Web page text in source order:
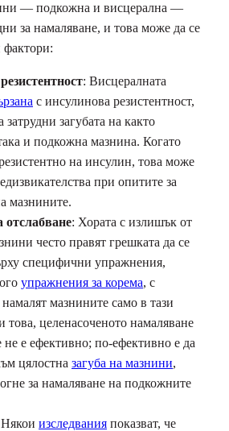
— подкожна и висцерална —
за намаляване, и това може да се
фактори:
: Висцералната
с инсулинова резистентност,
затрудни загубата на както
и подкожна мазнина. Когато
на инсулин, това може
при опитите за
мазнините.
отслабване: Хората с излишък от
често правят грешката да се
специфични упражнения,
упражнения за корема, с
мазнините само в тази
това, целенасоченото намаляване
не е ефективно; по-ефективно е да
цялостна загуба на мазнини,
за намаляване на подкожните
изследвания показват, че